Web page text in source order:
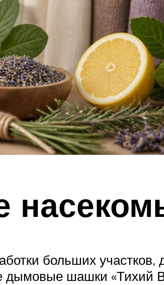
больших участков,
шашки «Тихий